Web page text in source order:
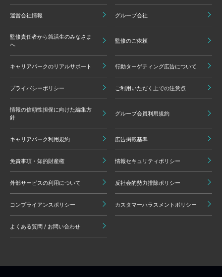
運営会社情報 グループ会社
監修責任者から就活生のみなさま
へ
監修のご依頼
キャリアパークのリアルサポート 行動ターゲティング広告について
プライバシーポリシー ご利用いただく上での注意点
情報の信頼性担保に向けた編集方
針
グループ会員利用規約
キャリアパーク利用規約 広告掲載基準
免責事項・知的財産権 情報セキュリティポリシー
外部サービスの利用について 反社会的勢力排除ポリシー
コンプライアンスポリシー カスタマーハラスメントポリシー
よくある質問 / お問い合わせ